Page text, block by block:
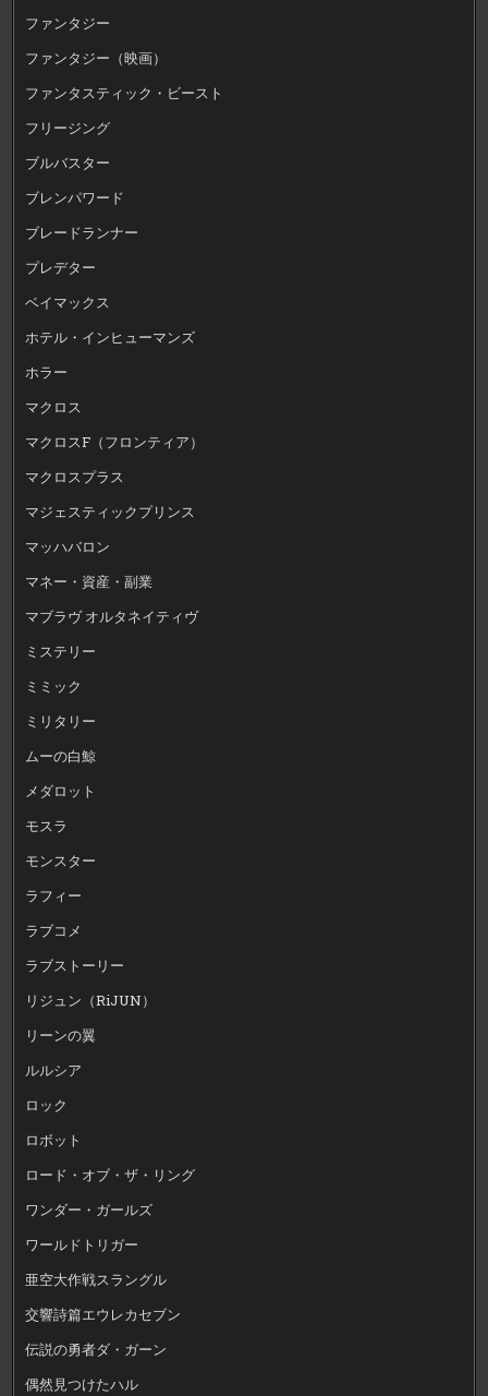
ファンタジー
ファンタジー（映画）
ファンタスティック・ビースト
フリージング
ブルバスター
ブレンパワード
ブレードランナー
プレデター
ベイマックス
ホテル・インヒューマンズ
ホラー
マクロス
マクロスF（フロンティア）
マクロスプラス
マジェスティックプリンス
マッハバロン
マネー・資産・副業
マブラヴ オルタネイティヴ
ミステリー
ミミック
ミリタリー
ムーの白鯨
メダロット
モスラ
モンスター
ラフィー
ラブコメ
ラブストーリー
リジュン（RiJUN）
リーンの翼
ルルシア
ロック
ロボット
ロード・オブ・ザ・リング
ワンダー・ガールズ
ワールドトリガー
亜空大作戦スラングル
交響詩篇エウレカセブン
伝説の勇者ダ・ガーン
偶然見つけたハル